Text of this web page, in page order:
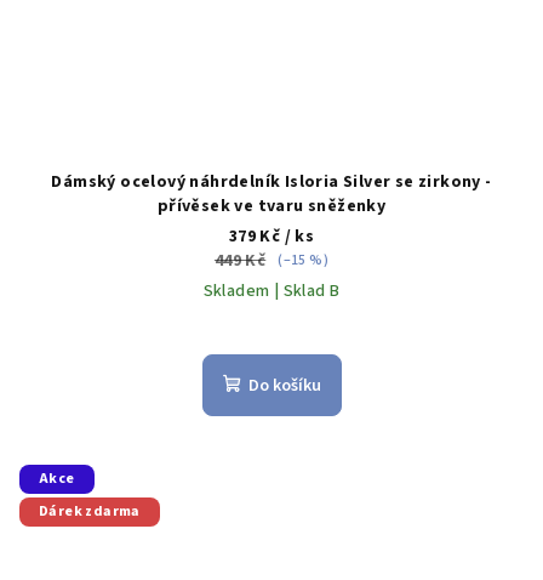
Dámský ocelový náhrdelník Isloria Silver se zirkony -
přívěsek ve tvaru sněženky
379 Kč / ks
449 Kč (–15 %)
Skladem | Sklad B
Do košíku
Akce
Dárek zdarma